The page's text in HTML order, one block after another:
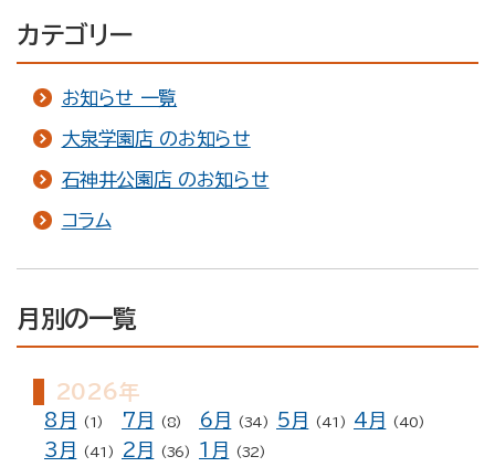
カテゴリー
お知らせ 一覧
大泉学園店 のお知らせ
石神井公園店 のお知らせ
コラム
月別の一覧
2026年
8月 (1) 7月 (8) 6月 (34) 5月 (41) 4月 (40)
3月 (41) 2月 (36) 1月 (32)